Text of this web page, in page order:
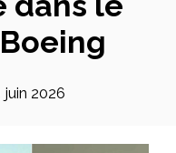
juin 2026